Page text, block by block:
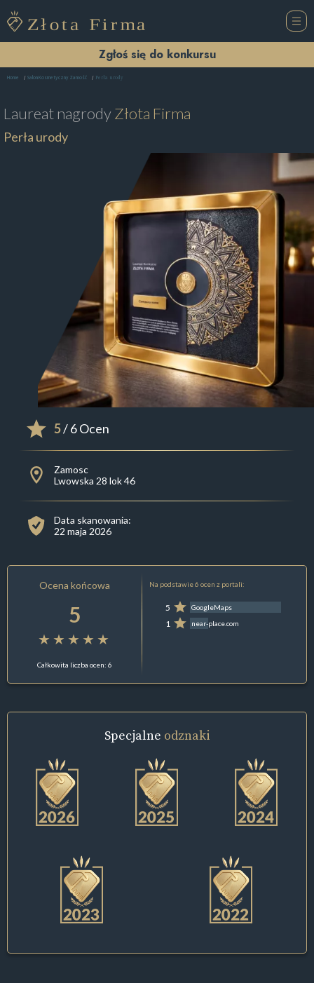
Zgłoś się do konkursu
Home Salon Kosmetyczny Zamość Perła urody
Laureat nagrodyZłota Firma
Perła urody
5/ 6 Ocen
Zamosc
Lwowska 28 lok 46
Data skanowania:
22 maja 2026
Ocena końcowa
5
Całkowita liczba ocen: 6
Na podstawie 6 ocen z portali:
5 GoogleMaps
1 near-place.com
Specjalne odznaki